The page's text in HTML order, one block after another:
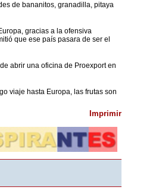
de bananitos, granadilla, pitaya
gracias a la ofensiva
que ese país pasara de ser el
abrir una oficina de Proexport en
viaje hasta Europa, las frutas son
Imprimir